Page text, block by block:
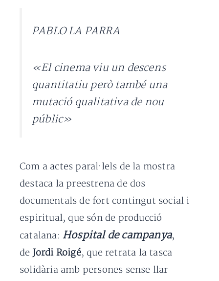
PABLO LA PARRA
«El cinema viu un descens
quantitatiu però també una
mutació qualitativa de nou
públic»
Com a actes paral·lels de la mostra
destaca la preestrena de dos
documentals de fort contingut social i
espiritual, que són de producció
catalana: Hospital de campanya,
de Jordi Roigé, que retrata la tasca
solidària amb persones sense llar